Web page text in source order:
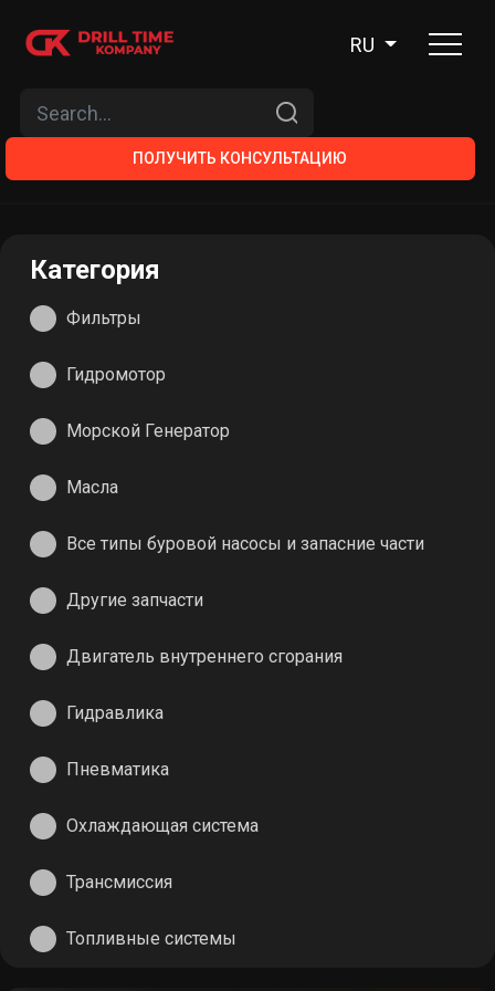
RU
ПОЛУЧИТЬ КОНСУЛЬТАЦИЮ
Категория
Фильтры
Гидромотор
Морской Генератор
Масла
Все типы буровой насосы и запасние части
Другие запчасти
Двигатель внутреннего сгорания
Гидравлика
Пневматика
Охлаждающая система
Трансмиссия
Топливные системы